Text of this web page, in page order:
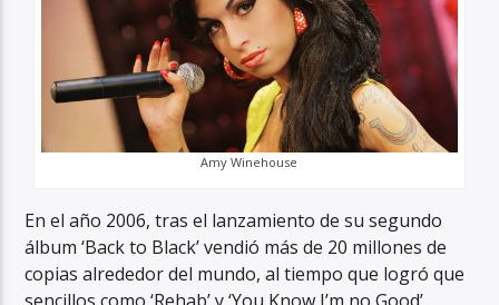
Amy Winehouse
En el año 2006, tras el lanzamiento de su segundo
álbum ‘Back to Black’ vendió más de 20 millones de
copias alrededor del mundo, al tiempo que logró que